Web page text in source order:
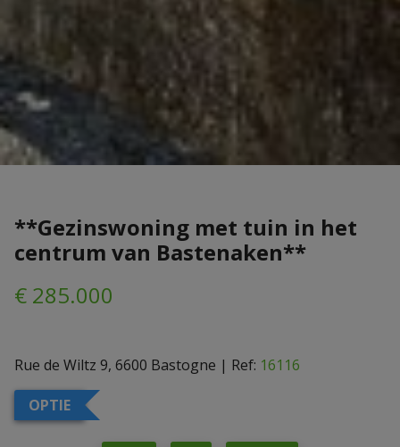
**Gezinswoning met tuin in het
centrum van Bastenaken**
€ 285.000
Rue de Wiltz 9, 6600 Bastogne | Ref: 16116
OPTIE